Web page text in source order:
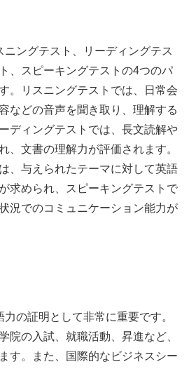
ングテスト、リーディングテス
、スピーキングテストの4つのパ
。リスニングテストでは、日常会
などの音声を聞き取り、理解する
ディングテストでは、長文読解や
、文書の理解力が評価されます。
、与えられたテーマに対して英語
求められ、スピーキングテストで
況でのコミュニケーション能力が
の証明として非常に重要です。
院の入試、就職活動、昇進など、
す。また、国際的なビジネスシー